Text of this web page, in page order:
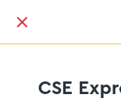
CSE